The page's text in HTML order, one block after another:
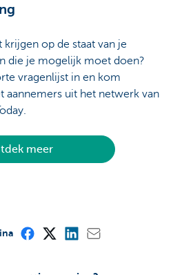
op de staat van je
die je mogelijk moet doen?
vragenlijst in en kom
uit het netwerk van
meer